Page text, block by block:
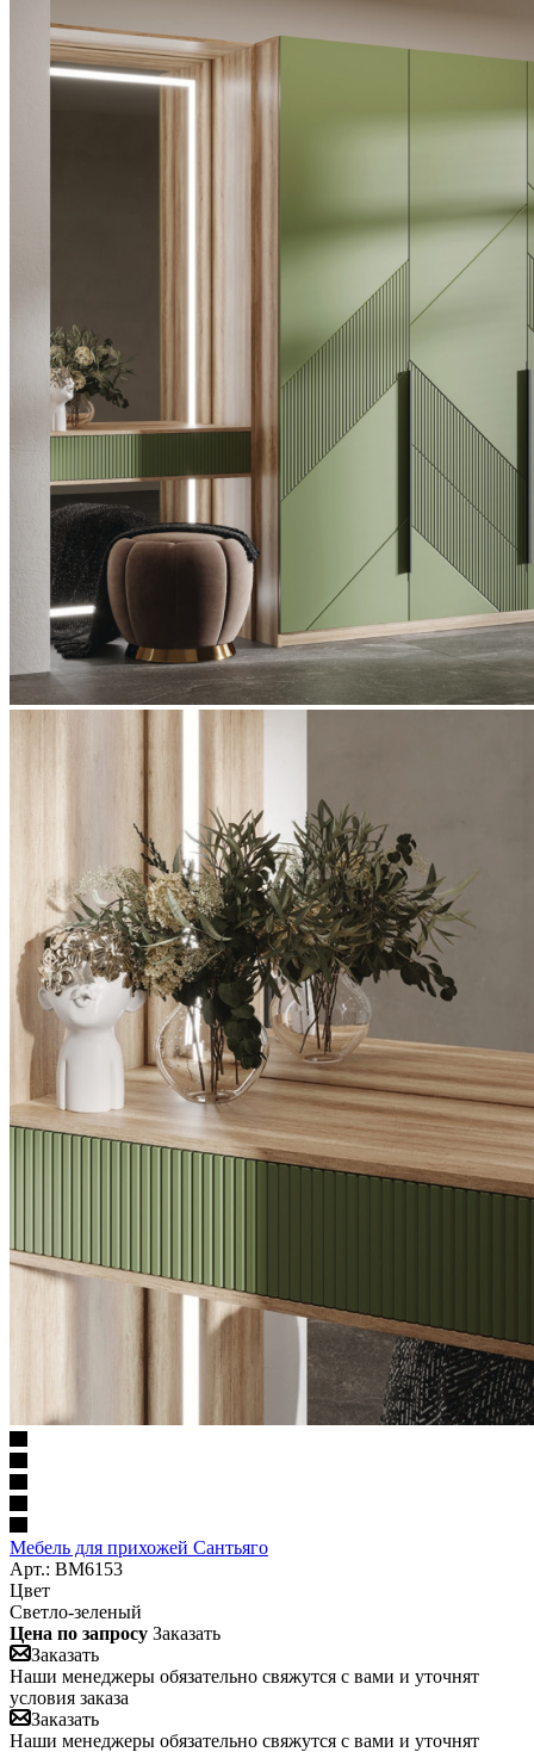
Мебель для прихожей Сантьяго
Арт.: BM6153
Цвет
Светло-зеленый
Цена по запросу Заказать
Заказать
Наши менеджеры обязательно свяжутся с вами и уточнят
условия заказа
Заказать
Наши менеджеры обязательно свяжутся с вами и уточнят